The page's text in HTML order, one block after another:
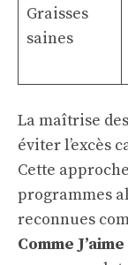
Graisses
saines
La maîtrise
éviter l’excès
Cette
programmes
reconnues
Comme J’aime